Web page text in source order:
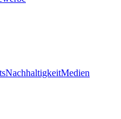
NachhaltigkeitMedien